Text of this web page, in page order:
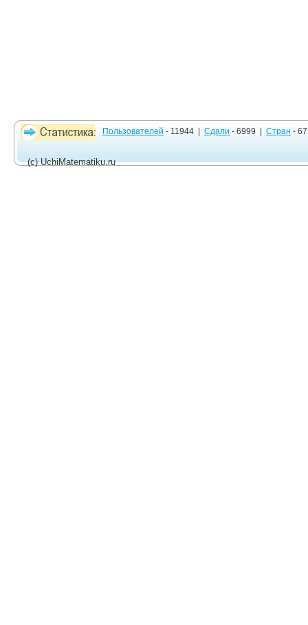
Пользователей - 11944 | Сдали - 6999 | Стран - 67
(c) UchiMatematiku.ru